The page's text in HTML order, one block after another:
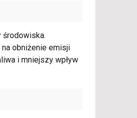
środowiska.
obniżenie emisji
i mniejszy wpływ